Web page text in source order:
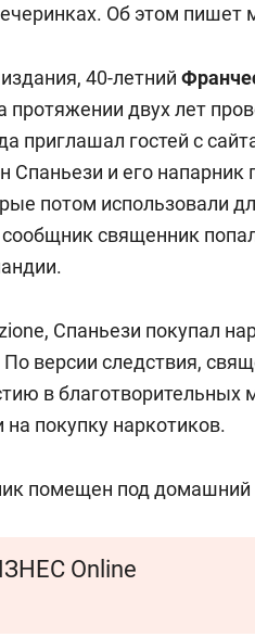
Об этом пишет
40-летний
протяжении двух лет
приглашал гостей с
Спаньези и его напарник
потом использовали
сообщник священник
Спаньези покупал
версии следствия,
в благотворительных
на покупку наркотиков.
помещен под домашний
Online
Психотерапевт
«Директорский
когда человек
свою